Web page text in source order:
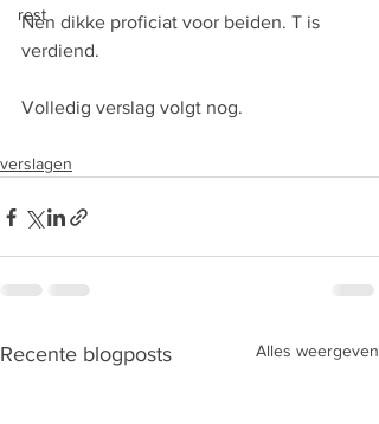
rest
Nen dikke proficiat voor beiden. T is
verdiend.
Volledig verslag volgt nog.
verslagen
Recente blogposts Alles weergeven